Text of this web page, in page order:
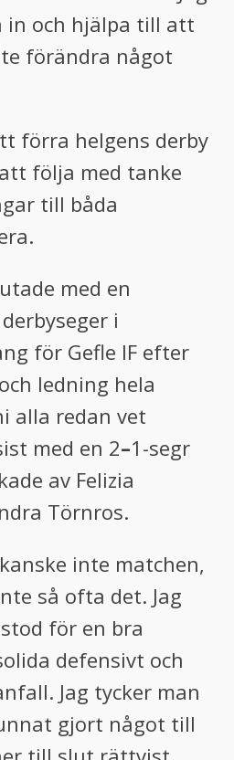
in och hjälpa till att
förändra något
förra helgens derby
följa med tanke
till båda
med en
i
för Gefle IF efter
ledning hela
alla redan vet
med en 2–1-segr
av Felizia
Törnros.
inte matchen,
så ofta det. Jag
för en bra
defensivt och
Jag tycker man
gjort något till